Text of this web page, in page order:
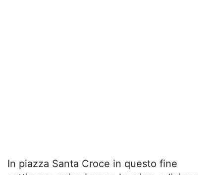
In piazza Santa Croce in questo fine